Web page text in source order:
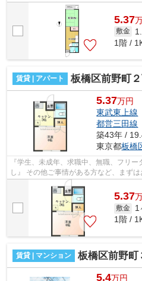
スタッフが対応致しますのでご希望...
5.37
敷金
1階 /
賃貸 | アパート 板橋区前野町
5.37万円
東武東上線
都営三田線
築43年 /
東京都板橋
『学生、未成年、求職中、無職、フリ
し』 その他ご事情がある方など、まず
スタッフが対応致しますのでご希望...
5.37
敷金 1
1階 /
賃貸 | マンション 板橋区前野町
5.4万円